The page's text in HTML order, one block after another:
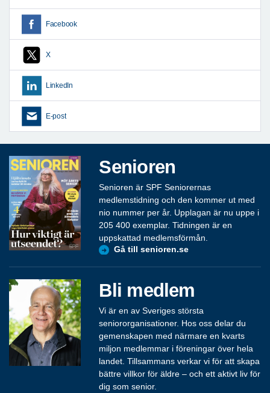
Facebook
X
LinkedIn
E-post
Senioren
Senioren är SPF Seniorernas
medlemstidning och den kommer ut med
nio nummer per år. Upplagan är nu uppe i
205 400 exemplar. Tidningen är en
uppskattad medlemsförmån.
Gå till senioren.se
Bli medlem
Vi är en av Sveriges största
seniororganisationer. Hos oss delar du
gemenskapen med närmare en kvarts
miljon medlemmar i föreningar över hela
landet. Tillsammans verkar vi för att skapa
bättre villkor för äldre – och ett aktivt liv för
dig som senior.